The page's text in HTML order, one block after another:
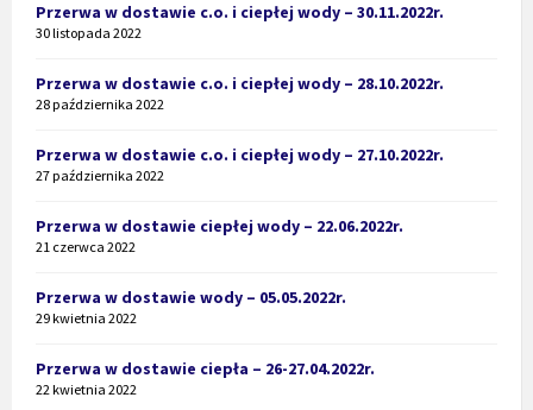
Przerwa w dostawie c.o. i ciepłej wody – 30.11.2022r.
30 listopada 2022
Przerwa w dostawie c.o. i ciepłej wody – 28.10.2022r.
28 października 2022
Przerwa w dostawie c.o. i ciepłej wody – 27.10.2022r.
27 października 2022
Przerwa w dostawie ciepłej wody – 22.06.2022r.
21 czerwca 2022
Przerwa w dostawie wody – 05.05.2022r.
29 kwietnia 2022
Przerwa w dostawie ciepła – 26-27.04.2022r.
22 kwietnia 2022